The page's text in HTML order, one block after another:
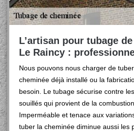
L’artisan pour tubage
Le Raincy :
Nous pouvons nous charger de
cheminée déjà installé ou la
besoin. Le tubage sécurise contre
souillés qui provient de la
Imperméable et tenace aux
tuber la cheminée diminue aussi les